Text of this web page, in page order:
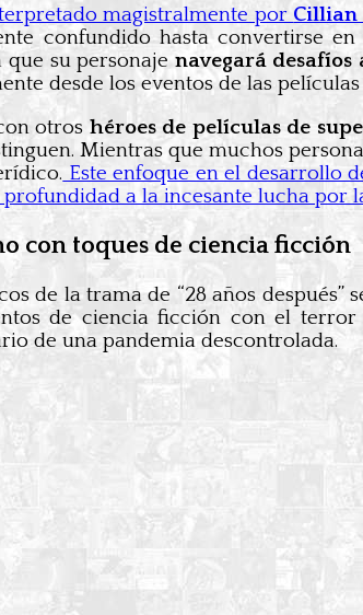
magistralmente por
confundido hasta convertirse
que su personajenavegará desafíos
desde los eventos de las
otros héroes de películas de
Mientras que muchos
Este enfoque en el desarrollo
a la incesante lucha por
con toques de ciencia ficción
de la trama de “28 años
de ciencia ficción con el
de una pandemia descontrolada.